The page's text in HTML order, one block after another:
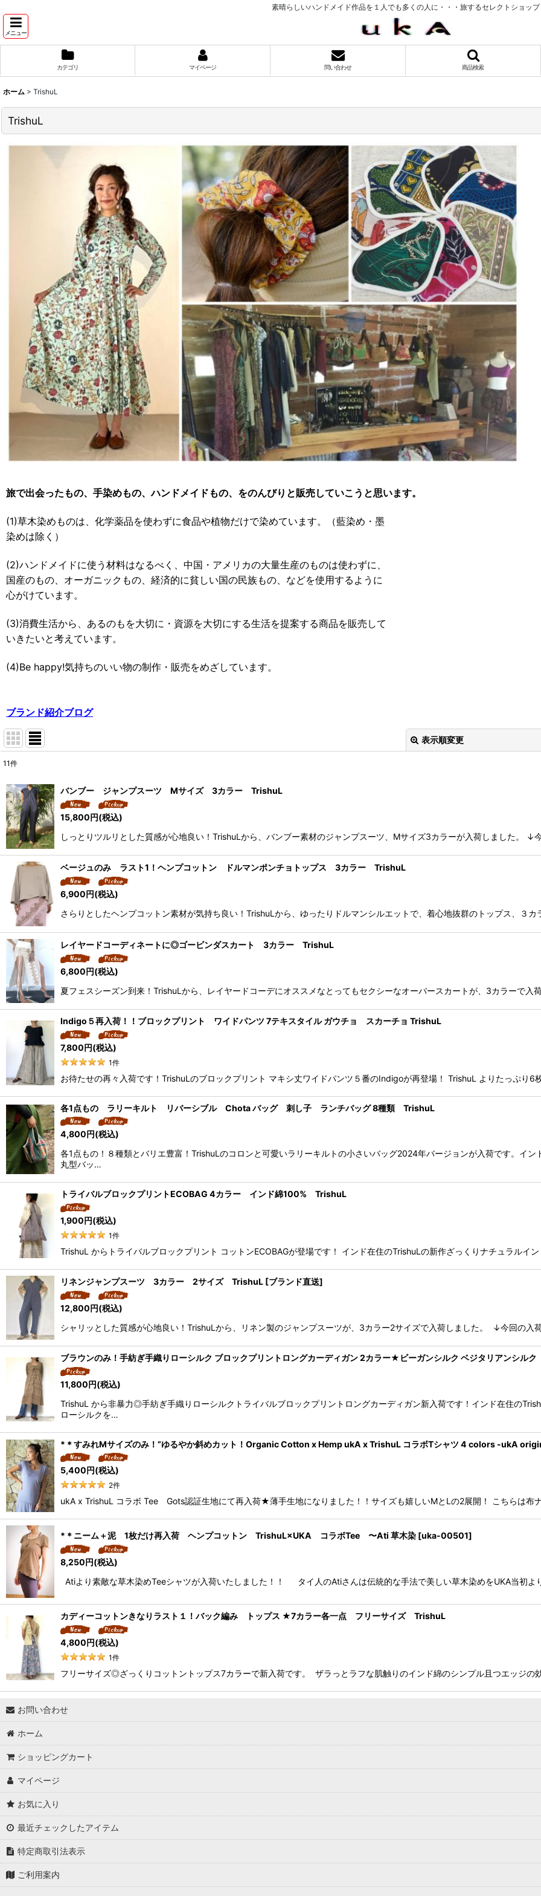
素晴らしいハンドメイド作品を１人でも多くの人に・・・旅するセレクトショップ
メニュー
カテゴリ マイページ 問い合わせ 商品検索
ホーム > TrishuL
TrishuL
旅で出会ったもの、手染めもの、ハンドメイドもの、をのんびりと販売していこうと思います。
(1)草木染めものは、化学薬品を使わずに食品や植物だけで染めています。（藍染め・墨
染めは除く）
(2)ハンドメイドに使う材料はなるべく、中国・アメリカの大量生産のものは使わずに、
国産のもの、オーガニックもの、経済的に貧しい国の民族もの、などを使用するように
心がけています。
(3)消費生活から、あるのもを大切に・資源を大切にする生活を提案する商品を販売して
いきたいと考えています。
(4)Be happy!気持ちのいい物の制作・販売をめざしています。
ブランド紹介ブログ
表示順変更
並び順:
絞り込む
11件
バンブー ジャンプスーツ Mサイズ 3カラー TrishuL
15,800円(税込)
しっとりツルリとした質感が心地良い！TrishuLから、バンブー素材のジャンプスーツ、Mサイズ3カラーが入荷しました。
ベージュのみ ラスト1！ヘンプコットン ドルマンポンチョトップス 3カラー TrishuL
6,900円(税込)
さらりとしたヘンプコットン素材が気持ち良い！TrishuLから、ゆったりドルマンシルエットで、着心地抜群のトップス、
レイヤードコーディネートに◎ゴービンダスカート 3カラー TrishuL
6,800円(税込)
夏フェスシーズン到来！TrishuLから、レイヤードコーデにオススメなとってもセクシーなオーバースカートが、3カラーで
Indigo５再入荷！！ブロックプリント ワイドパンツ 7テキスタイル ガウチョ スカーチョ TrishuL
7,800円(税込)
1件
お待たせの再々入荷です！TrishuLのブロックプリント マキシ丈ワイドパンツ５番のIndigoが再登場！ TrishuL よりたっぷり
各1点もの ラリーキルト リバーシブル Chota バッグ 刺し子 ランチバッグ 8種類 TrishuL
4,800円(税込)
各1点もの！８種類とバリエ豊富！TrishuLのコロンと可愛いラリーキルトの小さいバッグ2024年バージョンが入荷です。イ
丸型バッ…
トライバルブロックプリントECOBAG 4カラー インド綿100% TrishuL
1,900円(税込)
1件
TrishuL からトライバルブロックプリント コットンECOBAGが登場です！ インド在住のTrishuLの新作ざっくりナチュラルイ
リネンジャンプスーツ 3カラー 2サイズ TrishuL [ブランド直送]
12,800円(税込)
シャリッとした質感が心地良い！TrishuLから、リネン製のジャンプスーツが、3カラー2サイズで入荷しました。 ↓今回の
ブラウンのみ！手紡ぎ手織りローシルク ブロックプリントロングカーディガン 2カラー★ビーガンシルク ベジタリアンシル
11,800円(税込)
TrishuL から非暴力◎手紡ぎ手織りローシルクトライバルブロックプリントロングカーディガン新入荷です！インド在住の
ローシルクを…
*＊すみれMサイズのみ！”ゆるやか斜めカット！Organic Cotton x Hemp ukA x TrishuL コラボTシャツ 4 colors -ukA
5,400 円(税込)
2件
ukA x TrishuL コラボ Tee Gots認証生地にて再入荷★薄手生地になりました！！サイズも嬉しいMとLの2展開！ こちらは布
*＊ニーム＋泥 1枚だけ再入荷 ヘンプコットン TrishuL×UKA コラボTee 〜Ati 草木染 [uka-00501]
8,250円(税込)
Atiより素敵な草木染めTeeシャツが入荷いたしました！！ タイ人のAtiさんは伝統的な手法で美しい草木染めをUKA当初よ
カディーコットンきなりラスト１！バック編み トップス ★7カラー各一点 フリーサイズ TrishuL
4,800円(税込)
1件
フリーサイズ◎ざっくりコットントップス7カラーで新入荷です。 ザラっとラフな肌触りのインド綿のシンプル且つエッジ
お問い合わせ
ホーム
ショッピングカート
マイページ
お気に入り
最近チェックしたアイテム
特定商取引法表示
ご利用案内